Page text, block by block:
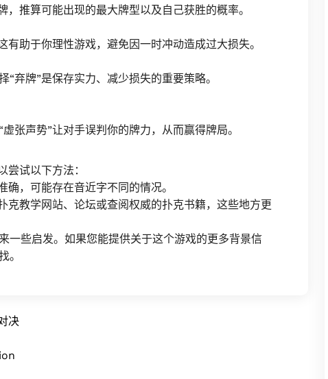
，推算可能出现的最大牌型以及自己获胜的概率。
助于你理性游戏，避免因一时冲动造成过大损失。
“弃牌”是保存实力、减少损失的重要策略。
张声势”让对手误判你的牌力，从而赢得牌局。
尝试以下方法：
确，可能存在音近字不同的情况。
克教学网站、论坛或查阅权威的扑克书籍，这些地方更
一些启发。如果您能提供关于这个游戏的更多背景信
。
决